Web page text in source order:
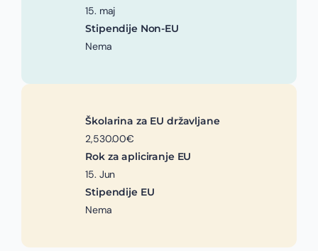
15. maj
Stipendije Non-EU
Nema
Školarina za EU državljane
2,530.00€
Rok za apliciranje EU
15. Jun
Stipendije EU
Nema